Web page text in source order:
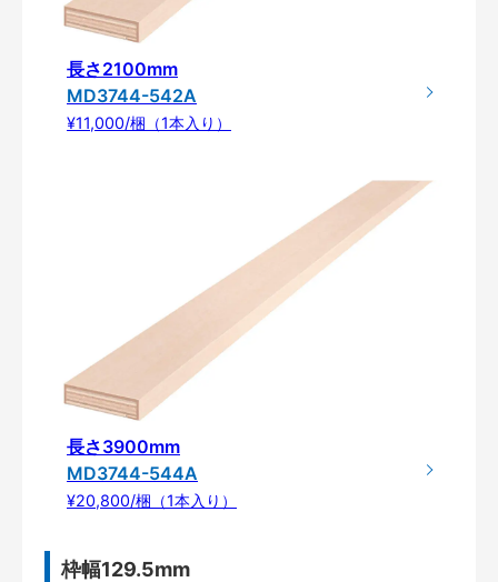
長さ2100mm
MD3744-542A
¥11,000/梱（1本入り）
長さ3900mm
MD3744-544A
¥20,800/梱（1本入り）
枠幅129.5mm